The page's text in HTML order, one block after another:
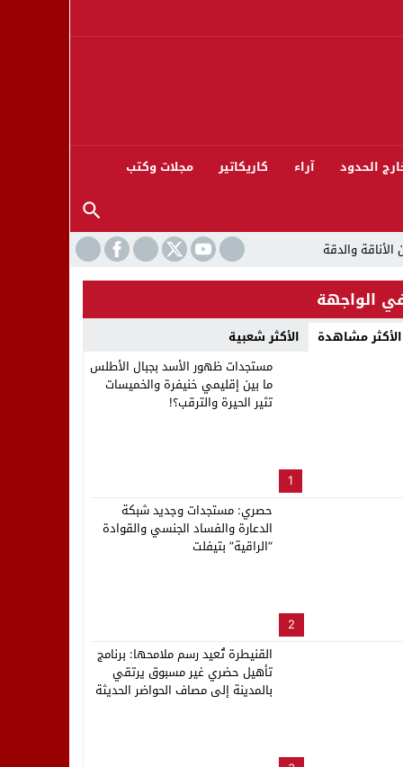
الحدود آراء كاريكاتير مجلات وكتب
بنزاهة النهائي
الواجهة
الأكثر مشاهدة الأكثر شعبية
1
مستجدات ظهور الأسد بجبال الأطلس
ما بين إقليمي خنيفرة والخميسات
تثير الحيرة والترقب؟!
2
حصري: مستجدات وجديد شبكة
الدعارة والفساد الجنسي والقوادة
“الراقية” بتيفلت
القنيطرة تُعيد رسم ملامحها: برنامج
تأهيل حضري غير مسبوق يرتقي
بالمدينة إلى مصاف الحواضر الحديثة